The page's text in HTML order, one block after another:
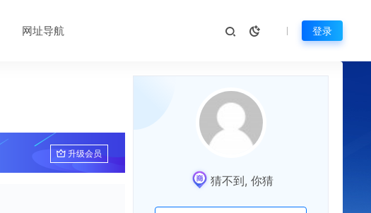
网址导航 登录
升级会员
猜不到, 你猜